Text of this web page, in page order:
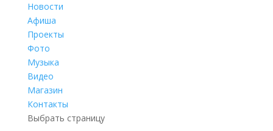
Новости
Афиша
Проекты
Фото
Музыка
Видео
Магазин
Контакты
Выбрать страницу